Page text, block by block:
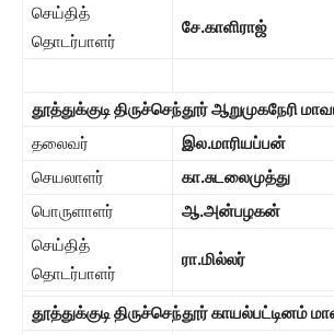
செய்தித்
தொடர்பாளர்
சே.காளிராஜ்
தூத்துக்குடி திருச்செந்தூர் ஆறுமுகநேரி
தலைவர்
இல.மாரியப்பன்
செயலாளர்
கா.சுடலைமுத்து
பொருளாளர்
ஆ.அன்பழகன்
செய்தித்
தொடர்பாளர்
ரா.மில்லர்
தூத்துக்குடி திருச்செந்தூர் காயல்பட்டினம்